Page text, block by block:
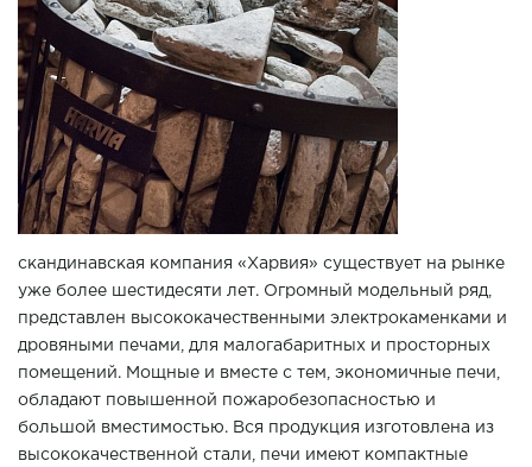
скандинавская компания «Харвия» существует на рынке
уже более шестидесяти лет. Огромный модельный ряд,
представлен высококачественными электрокаменками и
дровяными печами, для малогабаритных и просторных
помещений. Мощные и вместе с тем, экономичные печи,
обладают повышенной пожаробезопасностью и
большой вместимостью. Вся продукция изготовлена из
высококачественной стали, печи имеют компактные